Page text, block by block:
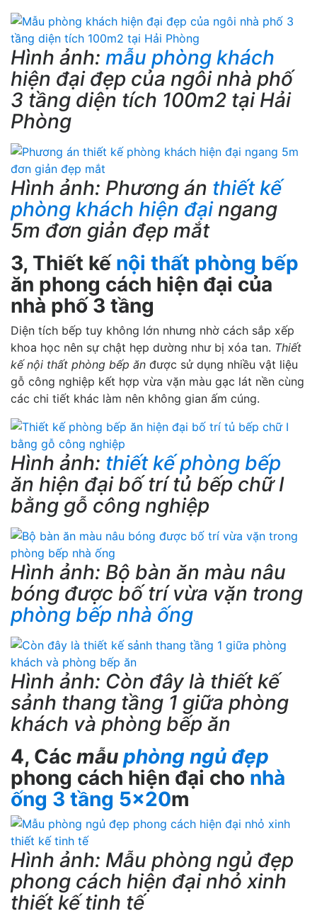
Hình ảnh: mẫu phòng khách
hiện đại đẹp của ngôi nhà phố
3 tầng diện tích 100m2 tại Hải
Phòng
Hình ảnh: Phương án thiết kế
phòng khách hiện đạingang
5m đơn giản đẹp mắt
3, Thiết kế nội thất phòng bếp
ăn phong cách hiện đại của
nhà phố 3 tầng
Diện tích bếp tuy không lớn nhưng nhờ cách sắp xếp
khoa học nên sự chật hẹp dường như bị xóa tan. Thiết
kế nội thất phòng bếp ăn được sử dụng nhiều vật liệu
gỗ công nghiệp kết hợp vừa vặn màu gạc lát nền cùng
các chi tiết khác làm nên không gian ấm cúng.
Hình ảnh: thiết kế phòng bếp
ăn hiện đại bố trí tủ bếp chữ I
bằng gỗ công nghiệp
Hình ảnh: Bộ bàn ăn màu nâu
bóng được bố trí vừa vặn trong
phòng bếp nhà ống
Hình ảnh: Còn đây là thiết kế
sảnh thang tầng 1 giữa phòng
khách và phòng bếp ăn
4, Các mẫu phòng ngủ đẹp
phong cách hiện đại cho nhà
ống 3 tầng 5×20m
Hình ảnh: Mẫu phòng ngủ đẹp
phong cách hiện đại nhỏ xinh
thiết kế tinh tế